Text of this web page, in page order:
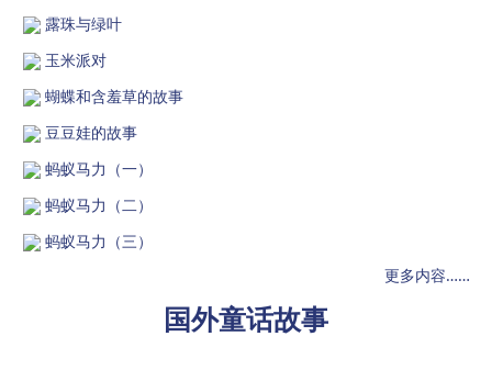
露珠与绿叶
玉米派对
蝴蝶和含羞草的故事
豆豆娃的故事
蚂蚁马力（一）
蚂蚁马力（二）
蚂蚁马力（三）
更多内容……
国外童话故事